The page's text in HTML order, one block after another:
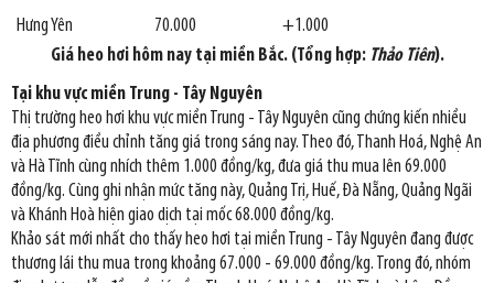
Hưng Yên
70.000
+1.000
Giá heo hơi hôm nay tại miền Bắc. (Tổng hợp: Thảo Tiên).
Tại khu vực miền Trung - Tây Nguyên
Thị trường heo hơi khu vực miền Trung - Tây Nguyên cũng chứng kiến nhiều
địa phương điều chỉnh tăng giá trong sáng nay. Theo đó, Thanh Hoá, Nghệ An
và Hà Tĩnh cùng nhích thêm 1.000 đồng/kg, đưa giá thu mua lên 69.000
đồng/kg. Cùng ghi nhận mức tăng này, Quảng Trị, Huế, Đà Nẵng, Quảng Ngãi
và Khánh Hoà hiện giao dịch tại mốc 68.000 đồng/kg.
Khảo sát mới nhất cho thấy heo hơi tại miền Trung - Tây Nguyên đang được
thương lái thu mua trong khoảng 67.000 - 69.000 đồng/kg. Trong đó, nhóm